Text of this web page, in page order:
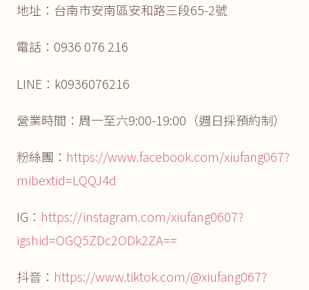
地址：台南市安南區安和路三段65-2號
電話：0936 076 216
LINE：k0936076216
營業時間：周一至六9:00-19:00（週日採預約制）
粉絲團： https://www.facebook.com/xiufang067?
mibextid=LQQJ4d
IG： https://instagram.com/xiufang0607?
igshid=OGQ5ZDc2ODk2ZA==
抖音： https://www.tiktok.com/@xiufang067?